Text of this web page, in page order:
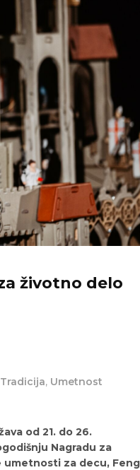
životno delo
Tradicija, Umetnost
od 21. do 26.
Nagradu za
umetnosti za decu, Feng